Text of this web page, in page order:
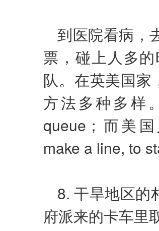
到医院看病，
票，碰上人多
队。在英美国家
方法多种多样
queue；而美
make a line, to
8. 干旱地区的
府派来的卡车里